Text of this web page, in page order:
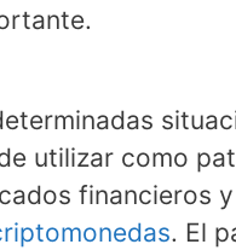
utilizar como
financieros
. El